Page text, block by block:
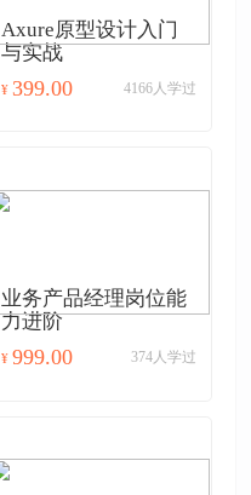
Axure原型设计入门
与实战
¥ 399.00 4166人学过
业务产品经理岗位能
力进阶
¥ 999.00 374人学过